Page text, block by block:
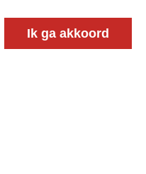
Ik ga akkoord